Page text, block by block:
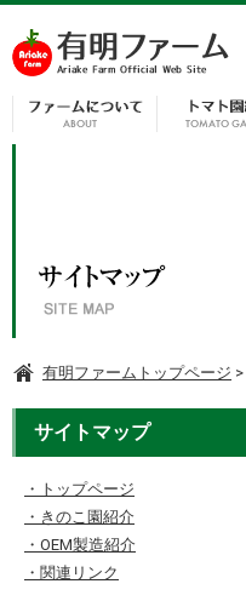
有明ファームトップページ >
サイトマップ
・トップページ
・きのこ園紹介
・OEM製造紹介
・関連リンク